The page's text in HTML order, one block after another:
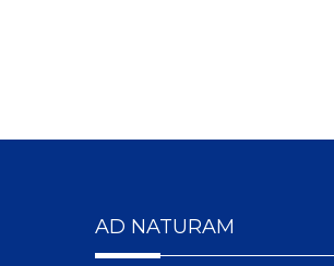
AD NATURAM